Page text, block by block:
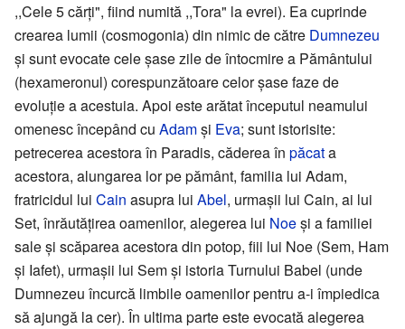
,,Cele 5 cărţi", fiind numită ,,Tora" la evrei). Ea cuprinde
crearea lumii (cosmogonia) din nimic de către Dumnezeu
şi sunt evocate cele şase zile de întocmire a Pământului
(hexameronul) corespunzătoare celor şase faze de
evoluţie a acestuia. Apoi este arătat începutul neamului
omenesc începând cu Adamşi Eva; sunt istorisite:
petrecerea acestora în Paradis, căderea în păcata
acestora, alungarea lor pe pământ, familia lui Adam,
fratricidul lui Cain asupra lui Abel, urmaşii lui Cain, ai lui
Set, înrăutăţirea oamenilor, alegerea lui Noeşi a familiei
sale şi scăparea acestora din potop, fiii lui Noe (Sem, Ham
şi Iafet), urmaşii lui Sem şi istoria Turnului Babel (unde
Dumnezeu încurcă limbile oamenilor pentru a-i împiedica
să ajungă la cer). În ultima parte este evocată alegerea